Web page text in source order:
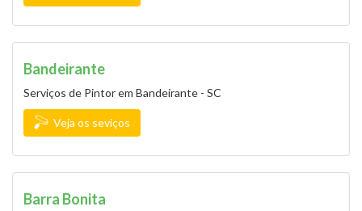
Bandeirante
Serviços de Pintor em Bandeirante - SC
Veja os seviços
Barra Bonita